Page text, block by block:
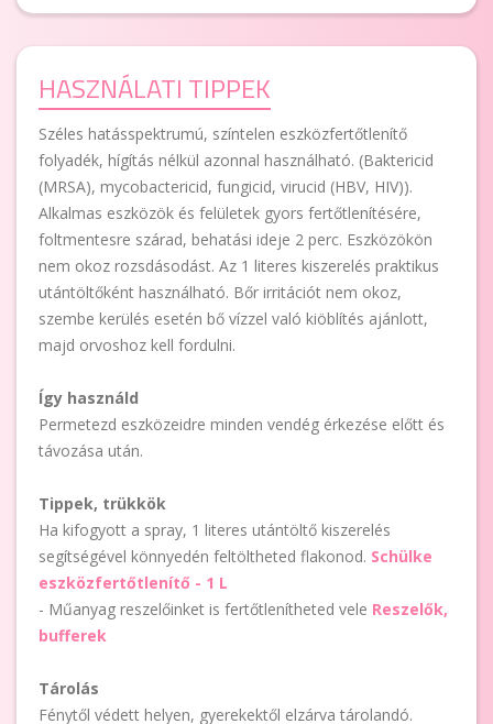
HASZNÁLATI TIPPEK
Széles hatásspektrumú, színtelen eszközfertőtlenítő
folyadék, hígítás nélkül azonnal használható. (Baktericid
(MRSA), mycobactericid, fungicid, virucid (HBV, HIV)).
Alkalmas eszközök és felületek gyors fertőtlenítésére,
foltmentesre szárad, behatási ideje 2 perc. Eszközökön
nem okoz rozsdásodást. Az 1 literes kiszerelés praktikus
utántöltőként használható. Bőr irritációt nem okoz,
szembe kerülés esetén bő vízzel való kiöblítés ajánlott,
majd orvoshoz kell fordulni.
Így használd
Permetezd eszközeidre minden vendég érkezése előtt és
távozása után.
Tippek, trükkök
Ha kifogyott a spray, 1 literes utántöltő kiszerelés
segítségével könnyedén feltöltheted flakonod. Schülke
eszközfertőtlenítő - 1 L
- Műanyag reszelőinket is fertőtlenítheted vele Reszelők,
bufferek
Tárolás
Fénytől védett helyen, gyerekektől elzárva tárolandó.